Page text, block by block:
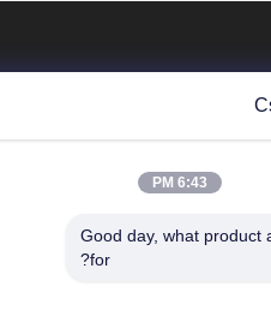
المنتجات
6:43 PM
Good day, what product
for?